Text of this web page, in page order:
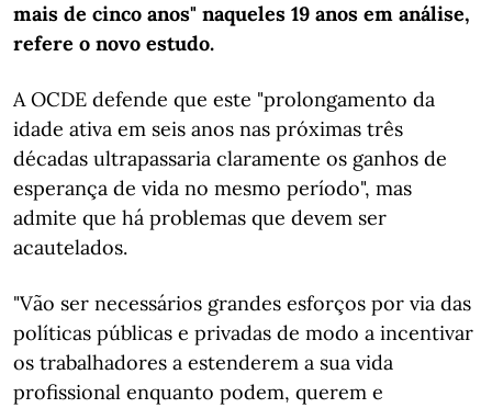
mais de cinco anos" naqueles 19 anos em análise,
refere o novo estudo.
A OCDE defende que este "prolongamento da
idade ativa em seis anos nas próximas três
décadas ultrapassaria claramente os ganhos de
esperança de vida no mesmo período", mas
admite que há problemas que devem ser
acautelados.
"Vão ser necessários grandes esforços por via das
políticas públicas e privadas de modo a incentivar
os trabalhadores a estenderem a sua vida
profissional enquanto podem, querem e